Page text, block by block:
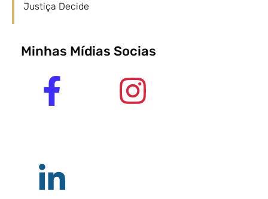
Justiça Decide
Minhas Mídias Socias